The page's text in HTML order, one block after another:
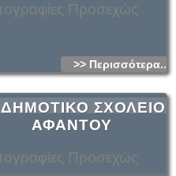
Προσεχώς
>> Περισσότερα...
Προσεχώς
ΔΗΜΟΤΙΚΟ ΣΧΟΛΕΙΟ
ΑΦΑΝΤΟΥ